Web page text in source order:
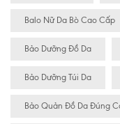
Balo Nữ Da Bò Cao Cấp
Bảo Dưỡng Đồ Da
Bảo Dưỡng Túi Da
Bảo Quản Đồ Da Đúng